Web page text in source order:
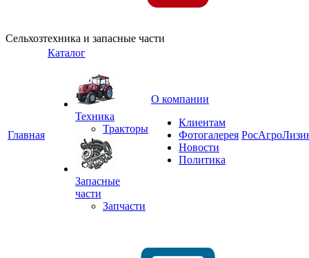
Сельхозтехника и запасные части
Главная
Каталог
Техника
Тракторы
Запасные
части
Запчасти
О компании
Клиентам
Фотогалерея
Новости
Политика